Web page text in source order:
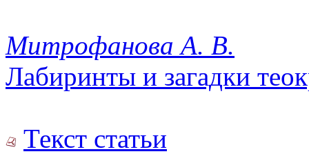
Митрофанова А. В.
Лабиринты и загадки
Текст статьи